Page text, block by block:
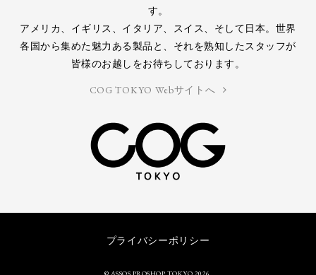
す。
アメリカ、イギリス、イタリア、スイス、そして日本。世界
各国から集めた魅力ある製品と、それを熟知したスタッフが
皆様のお越しをお待ちしております。
COG TOKYO Webサイトへ
プライバシーポリシー